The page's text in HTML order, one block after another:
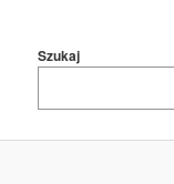
Szukaj